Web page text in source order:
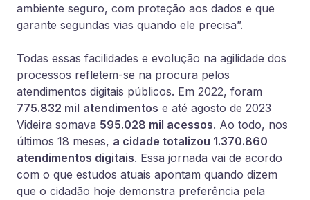
ambiente seguro, com proteção aos dados e que
garante segundas vias quando ele precisa”.
Todas essas facilidades e evolução na agilidade dos
processos refletem-se na procura pelos
atendimentos digitais públicos. Em 2022, foram
775.832 mil atendimentos e até agosto de 2023
Videira somava 595.028 mil acessos. Ao todo, nos
últimos 18 meses, a cidade totalizou 1.370.860
atendimentos digitais. Essa jornada vai de acordo
com o que estudos atuais apontam quando dizem
que o cidadão hoje demonstra preferência pela